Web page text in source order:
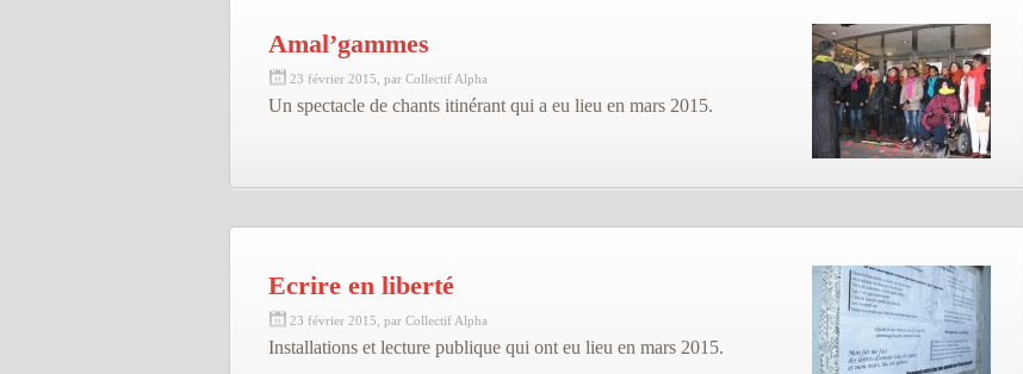
Amal’gammes
23 février 2015, par Collectif Alpha
Un spectacle de chants itinérant qui a eu lieu en mars 2015.
Ecrire en liberté
23 février 2015, par Collectif Alpha
Installations et lecture publique qui ont eu lieu en mars 2015.